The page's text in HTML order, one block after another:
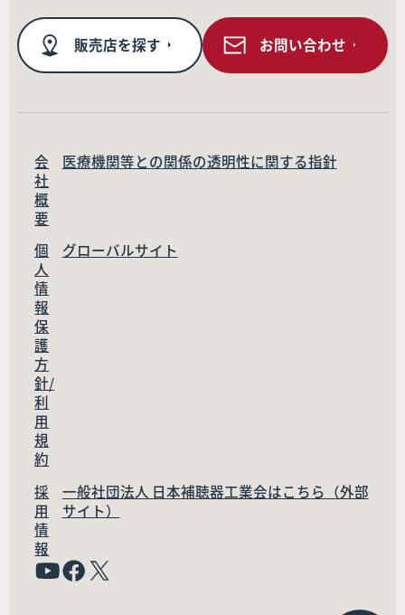
販売店を探す お問い合わせ
会
社
概
要
医療機関等との関係の透明性に関する指針
個
人
情
報
保
護
方
針/
利
用
規
約
グローバルサイト
採
用
情
報
一般社団法人 日本補聴器工業会はこちら（外部
サイト）